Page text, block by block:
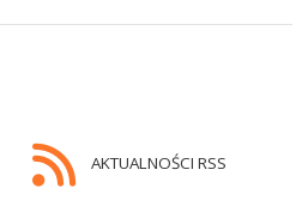
AKTUALNOŚCI RSS